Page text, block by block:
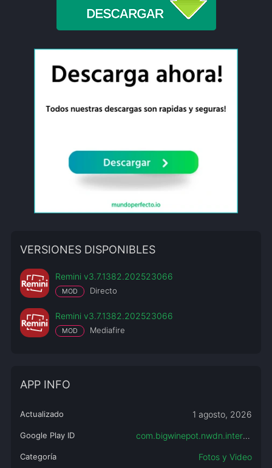
VERSIONES DISPONIBLES
Remini v3.7.1382.202523066
MOD Directo
Remini v3.7.1382.202523066
MOD Mediafire
APP INFO
Actualizado 1 agosto, 2026
Google Play ID com.bigwinepot.nwdn.international
Categoría Fotos y Video